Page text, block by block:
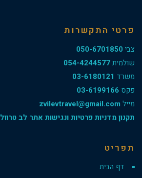
פרטי התקשרות
צבי 050-6701850
שולמית054-4244577
משרד 03-6180121
פקס 03-6199166
מייל zvilevtravel@gmail.com
תקנון מדניות פרטיות ונגישות אתר לב טרוול
תפריט
דף הבית